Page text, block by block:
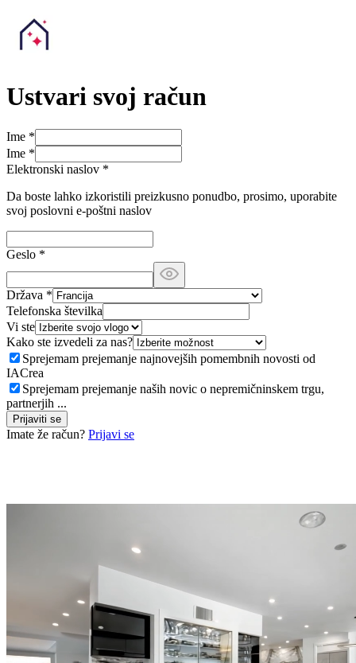
Ustvari svoj račun
Ime *
Ime *
Elektronski naslov *
Da boste lahko izkoristili preizkusno ponudbo, prosimo, uporabite
svoj poslovni e-poštni naslov
Geslo *
Država *
Telefonska številka
Vi ste
Kako ste izvedeli za nas?
Sprejemam prejemanje najnovejših pomembnih novosti od
IACrea
Sprejemam prejemanje naših novic o nepremičninskem trgu,
partnerjih ...
Prijaviti se
Imate že račun? Prijavi se